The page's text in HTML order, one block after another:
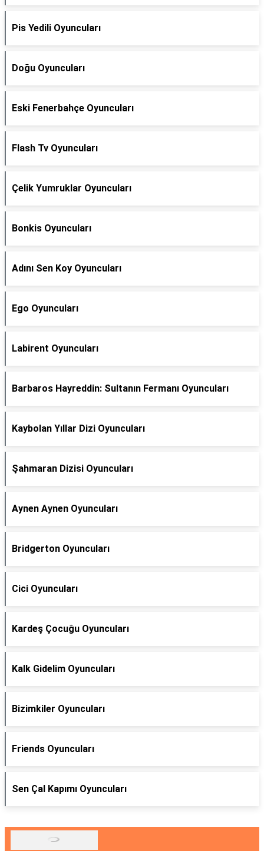
Pis Yedili Oyuncuları
Doğu Oyuncuları
Eski Fenerbahçe Oyuncuları
Flash Tv Oyuncuları
Çelik Yumruklar Oyuncuları
Bonkis Oyuncuları
Adını Sen Koy Oyuncuları
Ego Oyuncuları
Labirent Oyuncuları
Barbaros Hayreddin: Sultanın Fermanı Oyuncuları
Kaybolan Yıllar Dizi Oyuncuları
Şahmaran Dizisi Oyuncuları
Aynen Aynen Oyuncuları
Bridgerton Oyuncuları
Cici Oyuncuları
Kardeş Çocuğu Oyuncuları
Kalk Gidelim Oyuncuları
Bizimkiler Oyuncuları
Friends Oyuncuları
Sen Çal Kapımı Oyuncuları